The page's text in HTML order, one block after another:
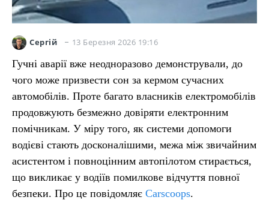
Сергій 13 Березня 2026 19:16
Гучні аварії вже неодноразово демонстрували, до
чого може призвести сон за кермом сучасних
автомобілів. Проте багато власників електромобілів
продовжують безмежно довіряти електронним
помічникам. У міру того, як системи допомоги
водієві стають досконалішими, межа між звичайним
асистентом і повноцінним автопілотом стирається,
що викликає у водіїв помилкове відчуття повної
безпеки. Про це повідомляє Carscoops.